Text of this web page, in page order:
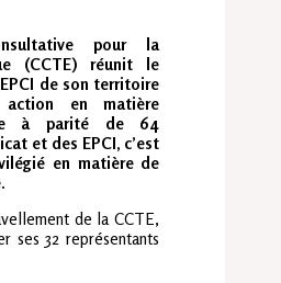
pour la
(CCTE) réunit le
de son territoire
en matière
à parité de 64
et des EPCI, c’est
en matière de
de la CCTE,
ses 32 représentants